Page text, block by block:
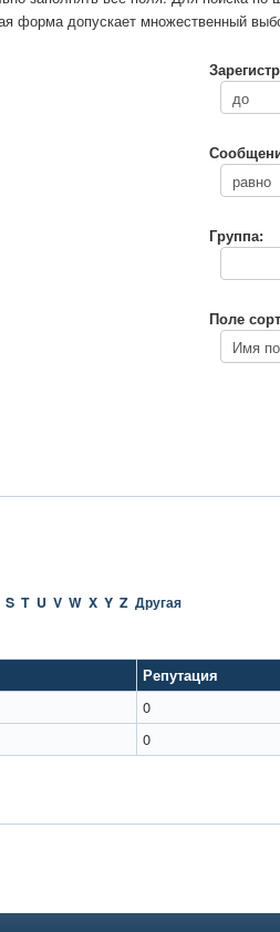
форма допускает множественный
Группа:
Поле
S T U V W X Y Z Другая
Репутация
0
0